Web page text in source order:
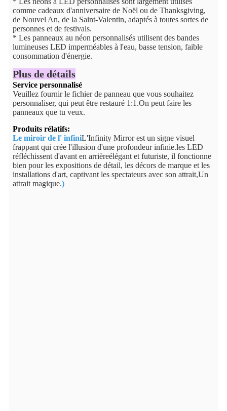
comme cadeaux d'anniversaire de Noël ou de Thanksgiving,
de Nouvel An, de la Saint-Valentin, adaptés à toutes sortes de
personnes et de festivals.
* Les panneaux au néon personnalisés utilisent des bandes
lumineuses LED imperméables à l'eau, basse tension, faible
consommation d'énergie.
Plus de détails
Service personnalisé
Veuillez fournir le fichier de panneau que vous souhaitez
personnaliser, qui peut être restauré 1:1.On peut faire les
panneaux que tu veux.
Produits rélatifs:
Le miroir de l' infiniL'Infinity Mirror est un signe visuel
frappant qui crée l'illusion d'une profondeur infinie.les LED
réfléchissent d'avant en arrièreélégant et futuriste, il fonctionne
bien pour les expositions de détail, les décors de marque et les
installations d'art, captivant les spectateurs avec son attrait,Un
attrait magique.)